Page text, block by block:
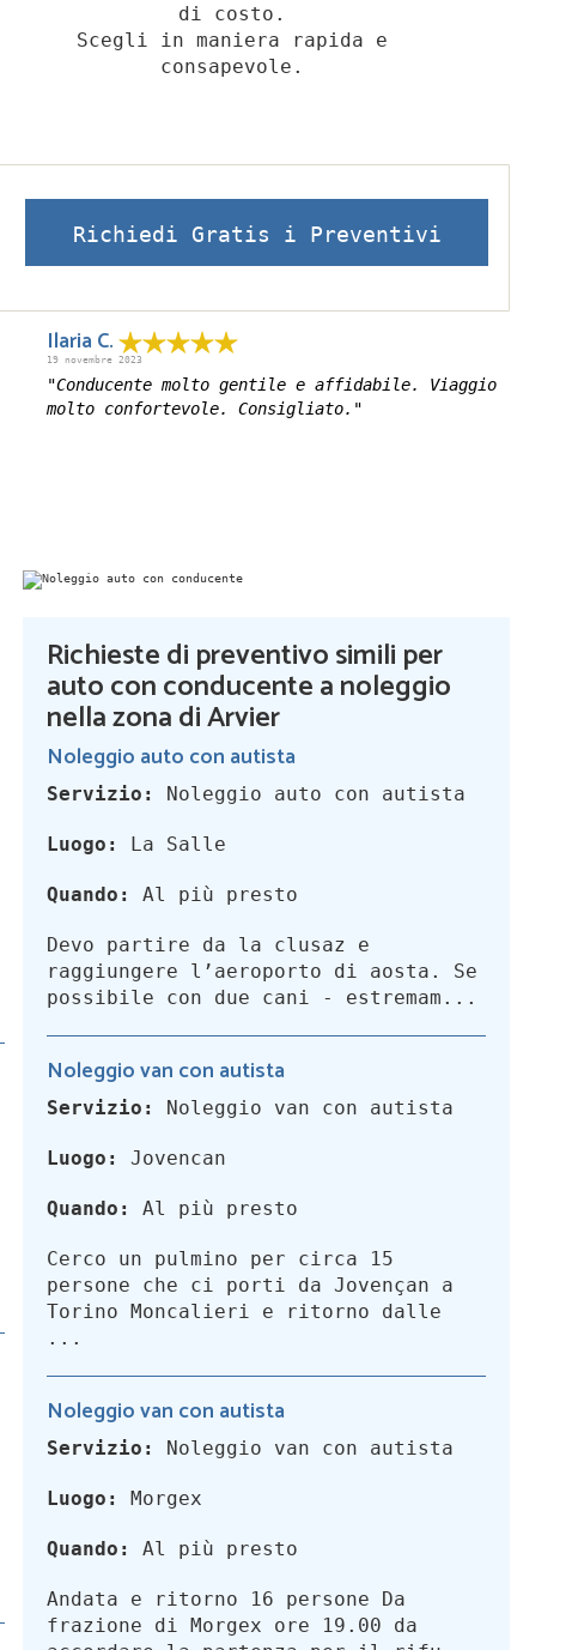
di costo.
Scegli in maniera rapida e
consapevole.
Richiedi Gratis i Preventivi
Ilaria C.
19 novembre 2023
"Conducente molto gentile e affidabile. Viaggio
molto confortevole. Consigliato."
Richieste di preventivo simili per
auto con conducente a noleggio
nella zona di Arvier
Noleggio auto con autista
Servizio: Noleggio auto con autista
Luogo: La Salle
Quando: Al più presto
Devo partire da la clusaz e
raggiungere l’aeroporto di aosta. Se
possibile con due cani - estremam...
Noleggio van con autista
Servizio: Noleggio van con autista
Luogo: Jovencan
Quando: Al più presto
Cerco un pulmino per circa 15
persone che ci porti da Jovençan a
Torino Moncalieri e ritorno dalle
...
Noleggio van con autista
Servizio: Noleggio van con autista
Luogo: Morgex
Quando: Al più presto
Andata e ritorno 16 persone Da
frazione di Morgex ore 19.00 da